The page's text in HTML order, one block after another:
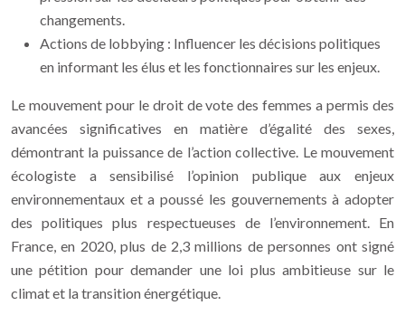
changements.
Actions de lobbying : Influencer les décisions politiques
en informant les élus et les fonctionnaires sur les enjeux.
Le mouvement pour le droit de vote des femmes a permis des
avancées significatives en matière d’égalité des sexes,
démontrant la puissance de l’action collective. Le mouvement
écologiste a sensibilisé l’opinion publique aux enjeux
environnementaux et a poussé les gouvernements à adopter
des politiques plus respectueuses de l’environnement. En
France, en 2020, plus de 2,3 millions de personnes ont signé
une pétition pour demander une loi plus ambitieuse sur le
climat et la transition énergétique.